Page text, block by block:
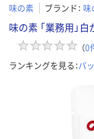
味の素 ブランド： 味
味の素 「業務用」
（0
ランキングを見る：パ